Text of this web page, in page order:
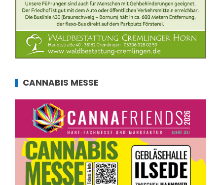
CANNABIS MESSE